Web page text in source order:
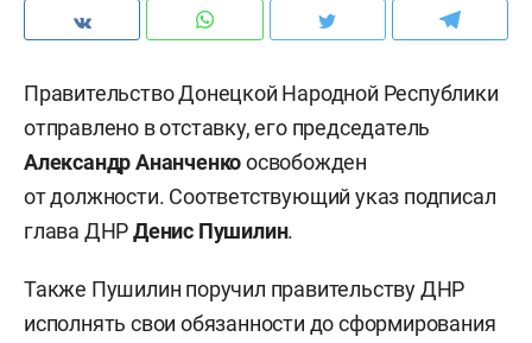
Правительство Донецкой Народной Республики
отправлено в отставку, его председатель
Александр Ананченкоосвобожден
от должности. Соответствующий указ подписал
глава ДНРДенис Пушилин.
Также Пушилин поручил правительству ДНР
исполнять свои обязанности до сформирования